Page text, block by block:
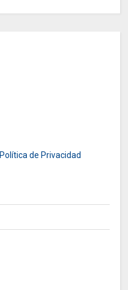
Política de Privacidad